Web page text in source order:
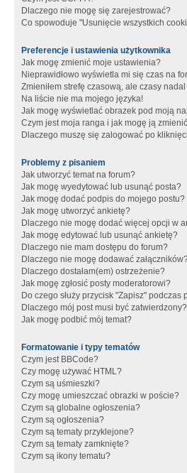
Dlaczego nie mogę się zarejestrować?
Co spowoduje "Usunięcie wszystkich
Preferencje i ustawienia użytkownika
Jak mogę zmienić moje ustawienia?
Nieprawidłowo wyświetla mi się czas na
Zmieniłem strefę czasową, ale czasy
Na liście nie ma mojego języka!
Jak mogę wyświetlać obrazek pod moją
Czym jest moja ranga i jak mogę ją
Dlaczego muszę się zalogować po
Problemy z pisaniem
Jak utworzyć temat na forum?
Jak mogę wyedytować lub usunąć posta?
Jak mogę dodać podpis do mojego postu?
Jak mogę utworzyć ankietę?
Dlaczego nie mogę dodać więcej opcji w
Jak mogę edytować lub usunąć ankietę?
Dlaczego nie mam dostępu do forum?
Dlaczego nie mogę dodawać
Dlaczego dostałam(em) ostrzeżenie?
Jak mogę zgłosić posty moderatorowi?
Do czego służy przycisk "Zapisz" podczas
Dlaczego mój post musi być zatwierdzony?
Jak mogę podbić mój temat?
Formatowanie i typy tematów
Czym jest BBCode?
Czy mogę używać HTML?
Czym są uśmieszki?
Czy mogę umieszczać obrazki w poście?
Czym są globalne ogłoszenia?
Czym są ogłoszenia?
Czym są tematy przyklejone?
Czym są tematy zamknięte?
Czym są ikony tematu?